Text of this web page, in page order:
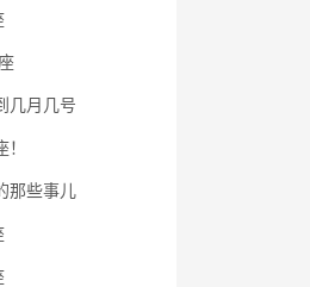
几月几号
那些事儿